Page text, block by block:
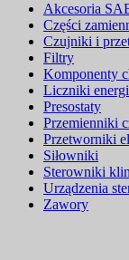
Akcesoria
Części
Czujniki i
Filtry
Komponenty
Liczniki
Presostaty
Przemienniki
Przetworniki
Siłowniki
Sterowniki
Urządzenia
Zawory